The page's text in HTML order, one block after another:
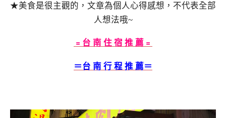
★美食是很主觀的，文章為個人心得感想，不代表全部
人想法哦~
﹦台 南 住 宿 推 薦﹦
＝台 南 行 程 推 薦＝